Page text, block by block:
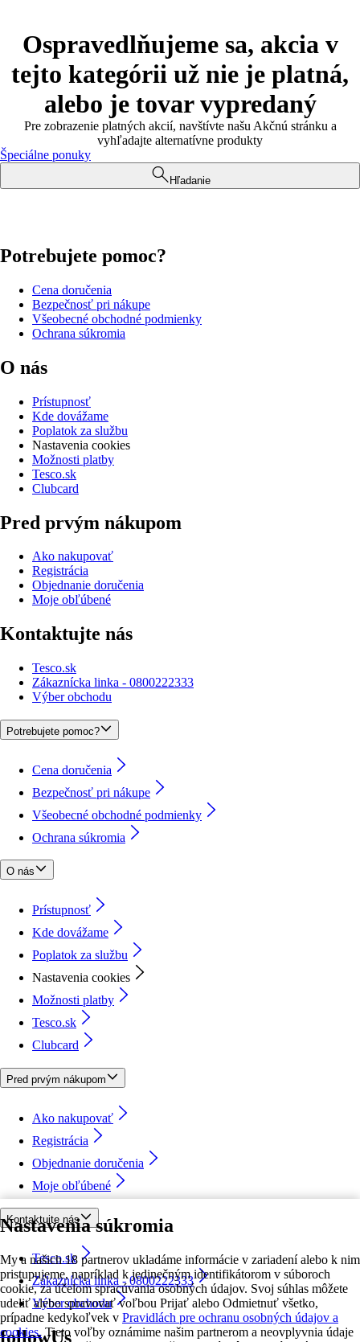
Nastavenia súkromia
My a našich 18 partnerov ukladáme informácie v zariadení alebo k nim
pristupujeme, napríklad k jedinečným identifikátorom v súboroch
cookie, za účelom spracúvania osobných údajov. Svoj súhlas môžete
udeliť alebo spravovať voľbou Prijať alebo Odmietnuť všetko,
prípadne kedykoľvek v Pravidlách pre ochranu osobných údajov a
cookies. Tieto voľby oznámime našim partnerom a neovplyvnia údaje
Ospravedlňujeme sa, akcia v
tejto kategórii už nie je platná,
alebo je tovar vypredaný
Pre zobrazenie platných akcií, navštívte našu Akčnú stránku a
vyhľadajte alternatívne produkty
Špeciálne ponuky
Hľadanie
Potrebujete pomoc?
Cena doručenia
Bezpečnosť pri nákupe
Všeobecné obchodné podmienky
Ochrana súkromia
O nás
Prístupnosť
Kde dovážame
Poplatok za službu
Nastavenia cookies
Možnosti platby
Tesco.sk
Clubcard
Pred prvým nákupom
Ako nakupovať
Registrácia
Objednanie doručenia
Moje obľúbené
Kontaktujte nás
Tesco.sk
Zákaznícka linka - 0800222333
Výber obchodu
Potrebujete pomoc?
Cena doručenia
Bezpečnosť pri nákupe
Všeobecné obchodné podmienky
Ochrana súkromia
O nás
Prístupnosť
Kde dovážame
Poplatok za službu
Nastavenia cookies
Možnosti platby
Tesco.sk
Clubcard
Pred prvým nákupom
Ako nakupovať
Registrácia
Objednanie doručenia
Moje obľúbené
Kontaktujte nás
Tesco.sk
Zákaznícka linka - 0800222333
Výber obchodu
followUs